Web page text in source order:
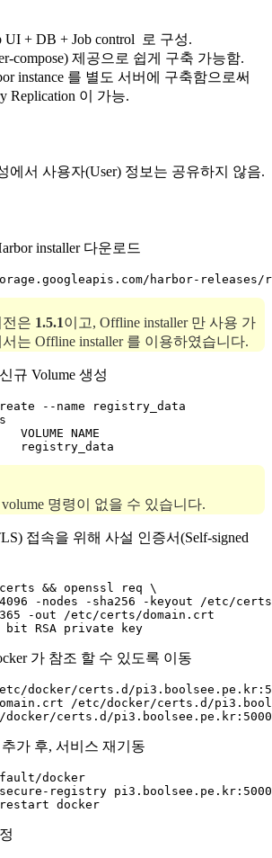
UI + DB + Job control 로 구성.
compose) 제공으로 쉽게 구축 가능함.
instance 를 별도 서버에 구축함으로써
Replication 이 가능.
에서 사용자(User) 정보는 공유하지 않음.
installer 다운로드
harbor-
전은 1.5.1이고, Offline installer 만 사용 가
는 Offline installer 를 이용하였습니다.
규 Volume 생성
--name registry_data
NAME
명령이 없을 수 있습니다.
접속을 위해 사설 인증서(Self-signed
&& openssl req \
-nodes -sha256 -keyout /etc/
-out /etc/certs/domain.crt
bit RSA private key
가 참조 할 수 있도록 이동
docker/certs.d/
/etc/docker/certs.d/
가 후, 서비스 재기동
docker
insecure-registry